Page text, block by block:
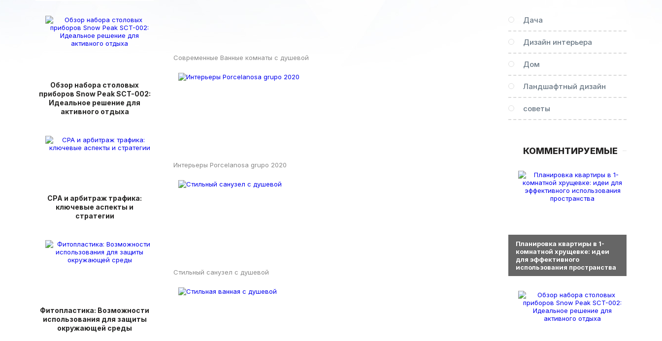
Современные Ванные комнаты с душевой
Интерьеры Porcelanosa grupo 2020
Стильный санузел с душевой
Обзор набора столовых
приборов Snow Peak SCT-002:
Идеальное решение для
активного отдыха
СРА и арбитраж трафика:
ключевые аспекты и
стратегии
Фитопластика: Возможности
использования для защиты
окружающей среды
Дача
Дизайн интерьера
Дом
Ландшафтный дизайн
советы
КОММЕНТИРУЕМЫЕ
Планировка квартиры в 1-
комнатной хрущевке: идеи
для эффективного
использования пространства